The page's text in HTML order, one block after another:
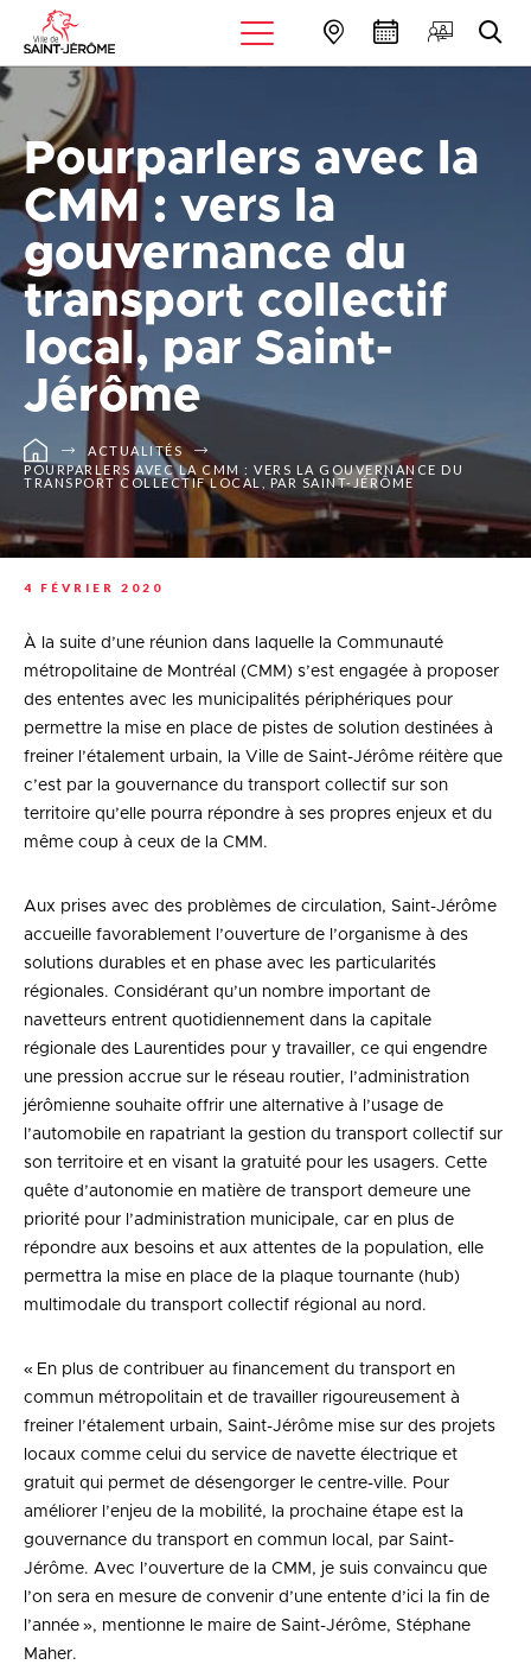
Pourparlers avec la
CMM : vers la
gouvernance du
transport collectif
local, par Saint-
Jérôme
ACTUALITÉS
POURPARLERS AVEC LA CMM : VERS LA GOUVERNANCE DU
TRANSPORT COLLECTIF LOCAL, PAR SAINT-JÉRÔME
4 FÉVRIER 2020
À la suite d’une réunion dans laquelle la Communauté
métropolitaine de Montréal (CMM) s’est engagée à proposer
des ententes avec les municipalités périphériques pour
permettre la mise en place de pistes de solution destinées à
freiner l’étalement urbain, la Ville de Saint-Jérôme réitère que
c’est par la gouvernance du transport collectif sur son
territoire qu’elle pourra répondre à ses propres enjeux et du
même coup à ceux de la CMM.
Aux prises avec des problèmes de circulation, Saint-Jérôme
accueille favorablement l’ouverture de l’organisme à des
solutions durables et en phase avec les particularités
régionales. Considérant qu’un nombre important de
navetteurs entrent quotidiennement dans la capitale
régionale des Laurentides pour y travailler, ce qui engendre
une pression accrue sur le réseau routier, l’administration
jérômienne souhaite offrir une alternative à l’usage de
l’automobile en rapatriant la gestion du transport collectif sur
son territoire et en visant la gratuité pour les usagers. Cette
quête d’autonomie en matière de transport demeure une
priorité pour l’administration municipale, car en plus de
répondre aux besoins et aux attentes de la population, elle
permettra la mise en place de la plaque tournante (hub)
multimodale du transport collectif régional au nord.
« En plus de contribuer au financement du transport en
commun métropolitain et de travailler rigoureusement à
freiner l’étalement urbain, Saint-Jérôme mise sur des projets
locaux comme celui du service de navette électrique et
gratuit qui permet de désengorger le centre-ville. Pour
améliorer l’enjeu de la mobilité, la prochaine étape est la
gouvernance du transport en commun local, par Saint-
Jérôme. Avec l’ouverture de la CMM, je suis convaincu que
l’on sera en mesure de convenir d’une entente d’ici la fin de
l’année », mentionne le maire de Saint-Jérôme, Stéphane
Maher.